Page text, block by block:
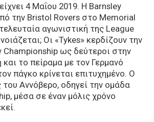
4 Μαΐου 2019. Η Barnsley
την Bristol Rovers στο Memorial
αγωνιστική της League
Οι «Tykes» κερδίζουν την
Championship ως δεύτεροι στην
το πείραμα με τον Γερμανό
πάγκο κρίνεται επιτυχημένο. Ο
του Αννόβερο, οδηγεί την ομάδα
μέσα σε έναν μόλις χρόνο